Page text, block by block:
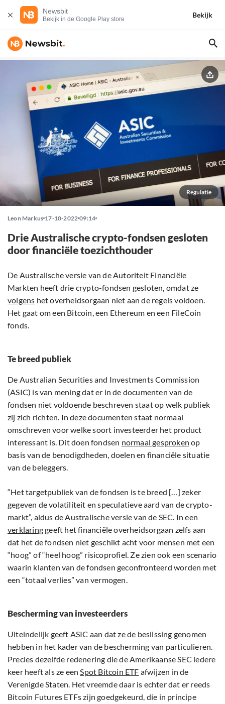
Newsbit
Bekijk in de Google Play store
Bekijk
Regulatie
Leon Markus 17-10-2022 09:14
Drie Australische crypto-fondsen gesloten
door financiële toezichthouder
De Australische versie van de Autoriteit Financiële
Markten heeft drie crypto-fondsen gesloten, omdat ze
volgens het overheidsorgaan niet aan de regels voldoen.
Het gaat om een Bitcoin, een Ethereum en een FileCoin
fonds.
Te breed publiek
De Australian Securities and Investments Commission
(ASIC) is van mening dat er in de documenten van de
fondsen niet voldoende beschreven staat op welk publiek
zij zich richten. In deze documenten staat normaal
omschreven voor welke soort investeerder het product
interessant is. Dit doen fondsen normaal gesproken op
basis van de benodigdheden, doelen en financiële situatie
van de beleggers.
“Het targetpubliek van de fondsen is te breed […] zeker
gegeven de volatiliteit en speculatieve aard van de crypto-
markt”, aldus de Australische versie van de SEC. In een
verklaringgeeft het financiële overheidsorgaan zelfs aan
dat het de fondsen niet geschikt acht voor mensen met een
“hoog” of “heel hoog” risicoprofiel. Ze zien ook een scenario
waarin klanten van de fondsen geconfronteerd worden met
een “totaal verlies” van vermogen.
Bescherming van investeerders
Uiteindelijk geeft ASIC aan dat ze de beslissing genomen
hebben in het kader van de bescherming van particulieren.
Precies dezelfde redenering die de Amerikaanse SEC iedere
keer heeft als ze eenSpot Bitcoin ETF afwijzen in de
Verenigde Staten. Het vreemde daar is echter dat er reeds
Bitcoin Futures ETFs zijn goedgekeurd, die in principe